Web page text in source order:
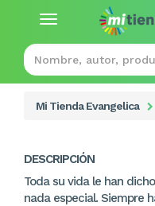
Toggle
Mi Tienda Evangelica
DESCRIPCIÓN
Toda su vida le han
nada especial. Siempre